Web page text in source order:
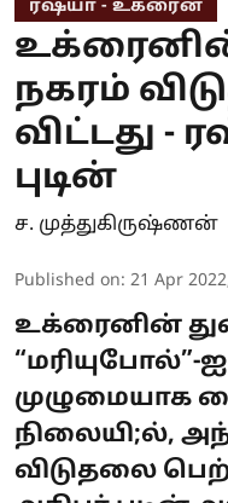
ரஷ்யா - உக்ரைன்
நகரம்
விட்டது -
புடின்
ச. முத்துகிருஷ்ணன்
Published on: 21 Apr
உக்ரைனின்
முழுமையாக
நிலையி;ல்,
விடுதலை